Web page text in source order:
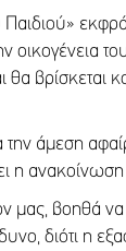
οικογένεια
βρίσκεται
την άμεση
η ανακοίνωση
μας, βοηθά
διότι η